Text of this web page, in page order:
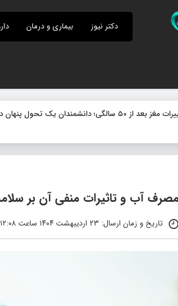
دکتر نیوز بیماری و درمان
از ۵۰ سالگی؛ دانشمندان یک تحول پنهان در سیستم ایمنی مغز کشف کردند
مصرف آب و تاثیرات منفی آن بر
تاریخ و زمان ارسال: ۲۳ اردیبهشت ۱۴۰۴ ساعت ۱۲:۰۸